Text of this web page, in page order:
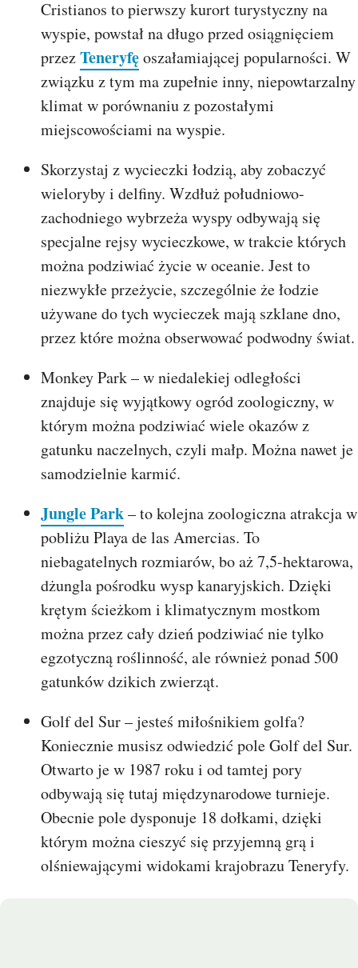
Cristianos to pierwszy kurort turystyczny na
wyspie, powstał na długo przed osiągnięciem
przezTeneryfęoszałamiającej popularności. W
związku z tym ma zupełnie inny, niepowtarzalny
klimat w porównaniu z pozostałymi
miejscowościami na wyspie.
Skorzystaj z wycieczki łodzią, aby zobaczyć
wieloryby i delfiny. Wzdłuż południowo-
zachodniego wybrzeża wyspy odbywają się
specjalne rejsy wycieczkowe, w trakcie których
można podziwiać życie w oceanie. Jest to
niezwykłe przeżycie, szczególnie że łodzie
używane do tych wycieczek mają szklane dno,
przez które można obserwować podwodny świat.
Monkey Park – w niedalekiej odległości
znajduje się wyjątkowy ogród zoologiczny, w
którym można podziwiać wiele okazów z
gatunku naczelnych, czyli małp. Można nawet je
samodzielnie karmić.
Jungle Park– to kolejna zoologiczna atrakcja w
pobliżu Playa de las Amercias. To
niebagatelnych rozmiarów, bo aż 7,5-hektarowa,
dżungla pośrodku wysp kanaryjskich. Dzięki
krętym ścieżkom i klimatycznym mostkom
można przez cały dzień podziwiać nie tylko
egzotyczną roślinność, ale również ponad 500
gatunków dzikich zwierząt.
Golf del Sur – jesteś miłośnikiem golfa?
Koniecznie musisz odwiedzić pole Golf del Sur.
Otwarto je w 1987 roku i od tamtej pory
odbywają się tutaj międzynarodowe turnieje.
Obecnie pole dysponuje 18 dołkami, dzięki
którym można cieszyć się przyjemną grą i
olśniewającymi widokami krajobrazu Teneryfy.